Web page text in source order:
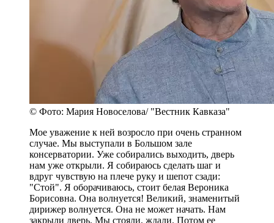
© Фото: Мария Новоселова/ "Вестник Кавказа"
Мое уважение к ней возросло при очень странном
случае. Мы выступали в Большом зале
консерватории. Уже собирались выходить, дверь
нам уже открыли. Я собираюсь сделать шаг и
вдруг чувствую на плече руку и шепот сзади:
"Стой". Я оборачиваюсь, стоит белая Вероника
Борисовна. Она волнуется! Великий, знаменитый
дирижер волнуется. Она не может начать. Нам
закрыли дверь. Мы стояли, ждали. Потом ее